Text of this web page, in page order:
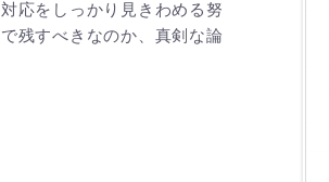
応をしっかり見きわめる努
残すべきなのか、真剣な論